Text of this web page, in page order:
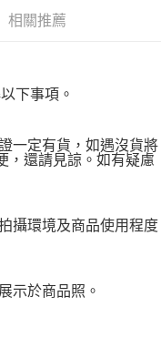
相關推薦
下事項。
一定有貨，如遇沒貨將
，還請見諒。如有疑慮
攝環境及商品使用程度
示於商品照。